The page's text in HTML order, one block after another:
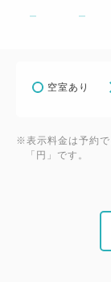
◇土手町立体
バイク等の二
３，０００円
※大型車輌（
空室あり
※表示料金は予約
「円」です。